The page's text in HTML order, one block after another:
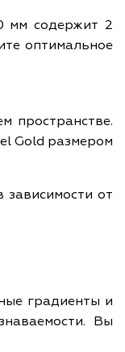
мм содержит 2
оптимальное
пространстве.
Gold размером
от
градиенты и
Вы